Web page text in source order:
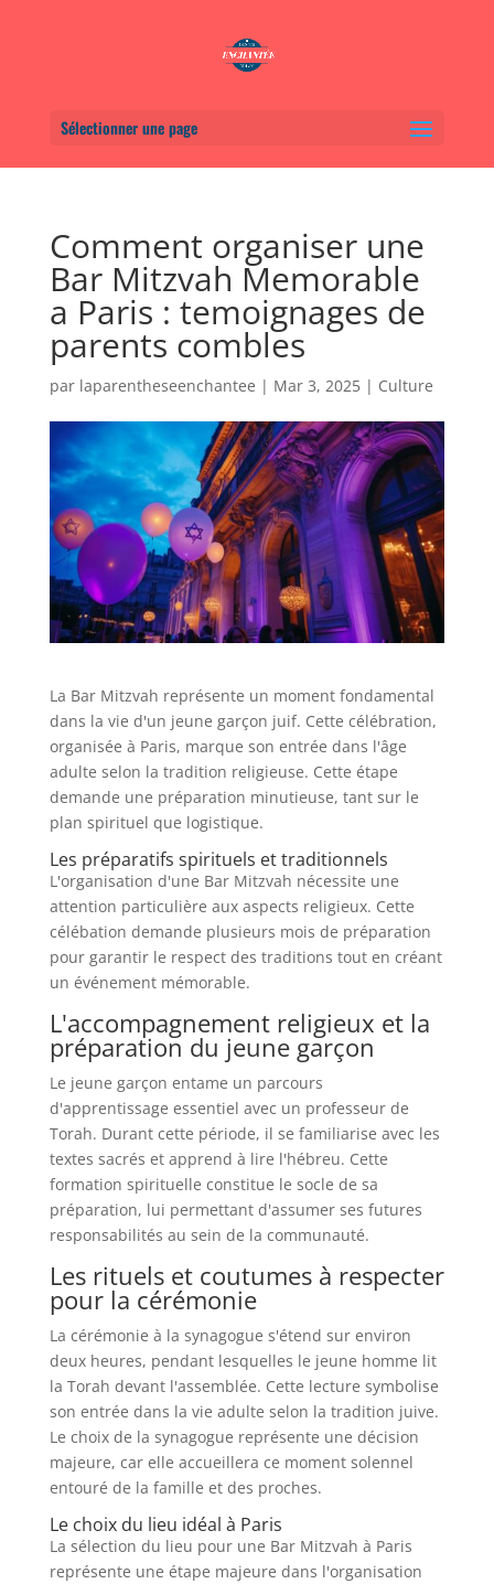
Sélectionner une page
Comment organiser une
Bar Mitzvah Memorable
a Paris : temoignages de
parents combles
par laparentheseenchantee | Mar 3, 2025| Culture
La Bar Mitzvah représente un moment fondamental
dans la vie d'un jeune garçon juif. Cette célébration,
organisée à Paris, marque son entrée dans l'âge
adulte selon la tradition religieuse. Cette étape
demande une préparation minutieuse, tant sur le
plan spirituel que logistique.
Les préparatifs spirituels et traditionnels
L'organisation d'une Bar Mitzvah nécessite une
attention particulière aux aspects religieux. Cette
célébation demande plusieurs mois de préparation
pour garantir le respect des traditions tout en créant
un événement mémorable.
L'accompagnement religieux et la
préparation du jeune garçon
Le jeune garçon entame un parcours
d'apprentissage essentiel avec un professeur de
Torah. Durant cette période, il se familiarise avec les
textes sacrés et apprend à lire l'hébreu. Cette
formation spirituelle constitue le socle de sa
préparation, lui permettant d'assumer ses futures
responsabilités au sein de la communauté.
Les rituels et coutumes à respecter
pour la cérémonie
La cérémonie à la synagogue s'étend sur environ
deux heures, pendant lesquelles le jeune homme lit
la Torah devant l'assemblée. Cette lecture symbolise
son entrée dans la vie adulte selon la tradition juive.
Le choix de la synagogue représente une décision
majeure, car elle accueillera ce moment solennel
entouré de la famille et des proches.
Le choix du lieu idéal à Paris
La sélection du lieu pour une Bar Mitzvah à Paris
représente une étape majeure dans l'organisation